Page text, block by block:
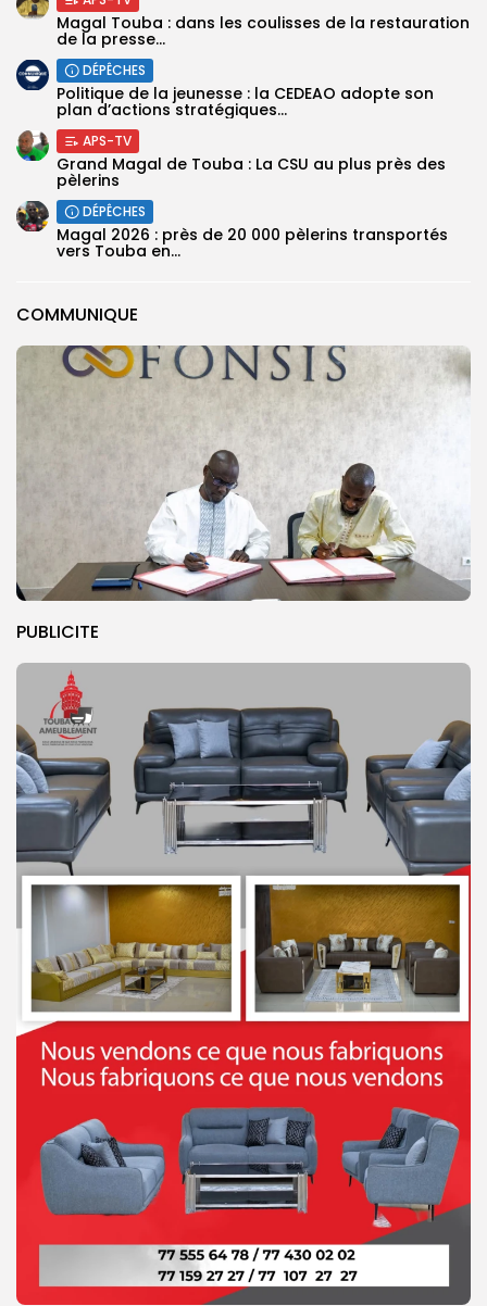
COMMUNIQUE
PUBLICITE
Magal Touba : dans les coulisses de la restauration
de la presse...
DÉPÊCHES
Politique de la jeunesse : la CEDEAO adopte son
plan d’actions stratégiques...
APS-TV
Grand Magal de Touba : La CSU au plus près des
pèlerins
DÉPÊCHES
Magal 2026 : près de 20 000 pèlerins transportés
vers Touba en...